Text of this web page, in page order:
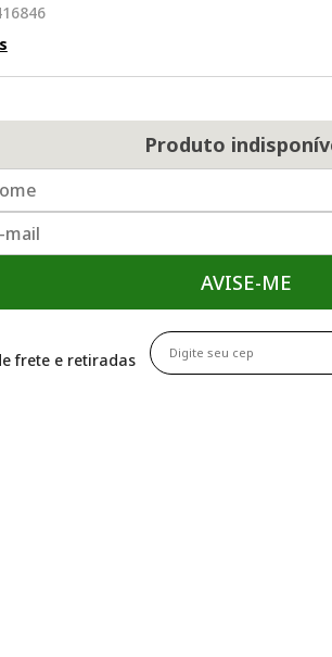
Produto
AVISE-ME
frete e retiradas